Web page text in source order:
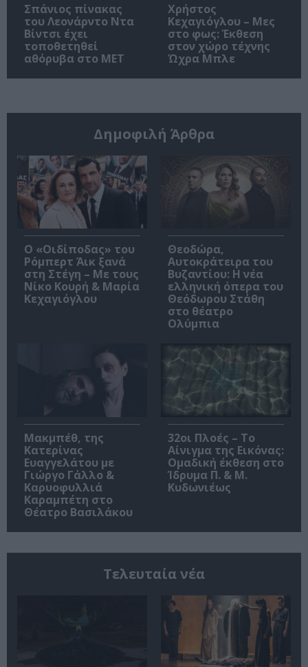
Σπάνιος πίνακας
του Λεονάρντο Ντα
Βίντσι έχει
τοποθετηθεί
αθόρυβα στο MET
Χρήστος
Κεχαγιόγλου – Μες
στο φως: Έκθεση
στον χώρο τέχνης
Ώχρα Μπλε
Δημοφιλή Άρθρα
O «Οιδίποδας» του
Ρόμπερτ Άικ ξανά
στη Στέγη – Με τους
Νίκο Κουρή & Μαρία
Κεχαγιόγλου
Θεοδώρα,
Αυτοκράτειρα του
Βυζαντίου: Η νέα
ελληνική όπερα του
Θεόδωρου Στάθη
στο θέατρο
Ολύμπια
Μακμπέθ, της
Κατερίνας
Ευαγγελάτου με
Γιώργο Γάλλο &
Καρυοφυλλιά
Καραμπέτη στο
Θέατρο Βασιλάκου
32οι Πλοές – Το
Αίνιγμα της Εικόνας:
Ομαδική έκθεση στο
Ίδρυμα Π. & Μ.
Κυδωνιέως
Τελευταία νέα